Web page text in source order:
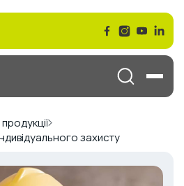
захисту